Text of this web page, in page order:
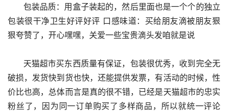
包装很干净卫生好评好评 口感味道：买给朋友滴被朋友狠
狠夸赞了，开心嘿嘿，关爱一些宝贵滴头发咱就是说
破损，发货快到货也快，还能提供发票，有活动的时候，性
价比也高，总体而言是真的很不错，已经是天猫超市的忠实
粉丝了，因为同一订单购买了多样商品，所以就统一评论